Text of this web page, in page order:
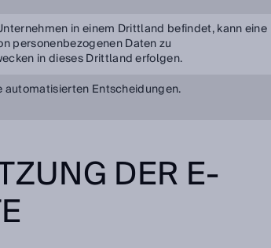
in einem Drittland befindet, kann eine
personenbezogenen Daten zu
in dieses Drittland erfolgen.
automatisierten Entscheidungen.
DER E-